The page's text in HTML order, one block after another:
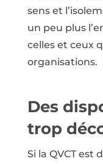
sens et
un peu plus
celles et ceux
organisations.
Des
trop
Si la QVCT est